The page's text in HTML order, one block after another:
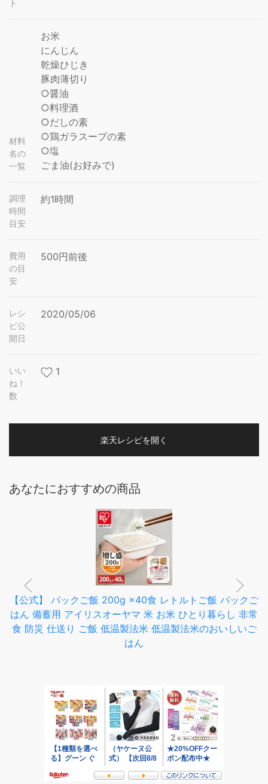
ト
材料
名の
一覧
お米
にんじん
乾燥ひじき
豚肉薄切り
○醤油
○料理酒
○だしの素
○鶏ガラスープの素
○塩
ごま油(お好みで)
調理
時間
目安
約1時間
費用
の目
安
500円前後
レシ
ピ公
開日
2020/05/06
いい
ね！
数
1
楽天レシピを開く
あなたにおすすめの商品
【公式】 パックご飯 200g ×40食 レトルトご飯 パックご
はん 備蓄用 アイリスオーヤマ 米 お米 ひとり暮らし 非常
食 防災 仕送り ご飯 低温製法米 低温製法米のおいしいご
はん